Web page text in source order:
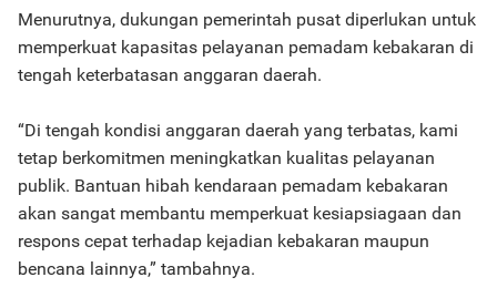
Menurutnya, dukungan pemerintah pusat diperlukan untuk
memperkuat kapasitas pelayanan pemadam kebakaran di
tengah keterbatasan anggaran daerah.
“Di tengah kondisi anggaran daerah yang terbatas, kami
tetap berkomitmen meningkatkan kualitas pelayanan
publik. Bantuan hibah kendaraan pemadam kebakaran
akan sangat membantu memperkuat kesiapsiagaan dan
respons cepat terhadap kejadian kebakaran maupun
bencana lainnya,” tambahnya.